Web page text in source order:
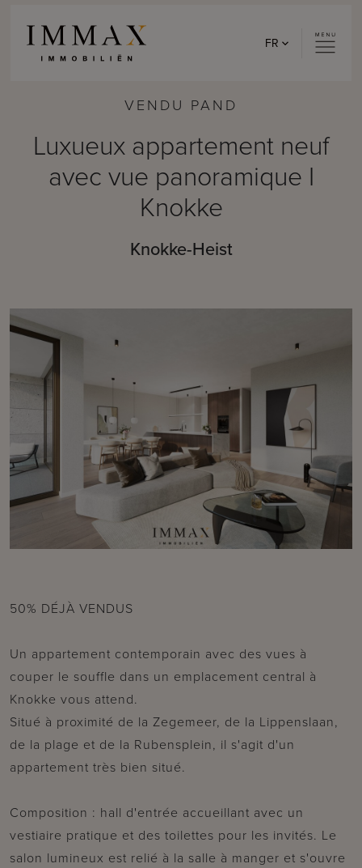
FR
VENDU PAND
Luxueux appartement neuf
avec vue panoramique I
Knokke
Knokke-Heist
50% DÉJÀ VENDUS
Un appartement contemporain avec des vues à
couper le souffle dans un emplacement central à
Knokke vous attend.
Situé à proximité de la Zegemeer, de la Lippenslaan,
de la plage et de la Rubensplein, il s'agit d'un
appartement très bien situé.
Composition : hall d'entrée accueillant avec un
vestiaire pratique et des toilettes pour les invités. Le
salon lumineux est relié à la salle à manger et s'ouvre